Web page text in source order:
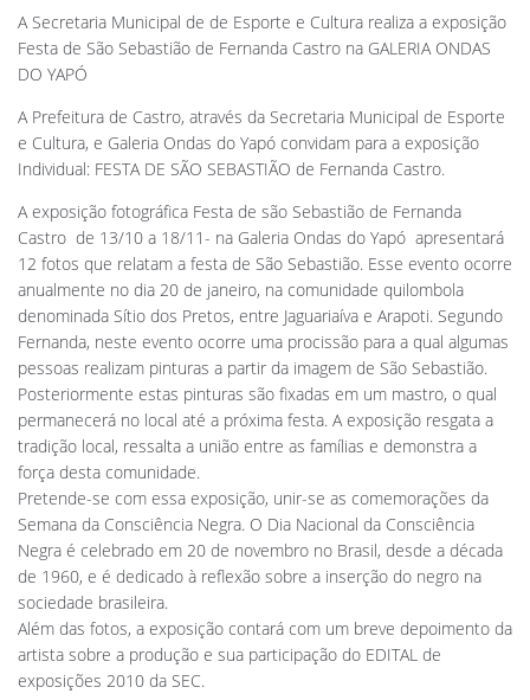
A Secretaria Municipal de de Esporte e Cultura realiza a exposição
Festa de São Sebastião de Fernanda Castro na GALERIA ONDAS
DO YAPÓ
A Prefeitura de Castro, através da Secretaria Municipal de Esporte
e Cultura, e Galeria Ondas do Yapó convidam para a exposição
Individual: FESTA DE SÃO SEBASTIÃO de Fernanda Castro.
A exposição fotográfica Festa de são Sebastião de Fernanda
Castro  de 13/10 a 18/11- na Galeria Ondas do Yapó  apresentará
12 fotos que relatam a festa de São Sebastião. Esse evento ocorre
anualmente no dia 20 de janeiro, na comunidade quilombola
denominada Sítio dos Pretos, entre Jaguariaíva e Arapoti. Segundo
Fernanda, neste evento ocorre uma procissão para a qual algumas
pessoas realizam pinturas a partir da imagem de São Sebastião.
Posteriormente estas pinturas são fixadas em um mastro, o qual
permanecerá no local até a próxima festa. A exposição resgata a
tradição local, ressalta a união entre as famílias e demonstra a
força desta comunidade.
Pretende-se com essa exposição, unir-se as comemorações da
Semana da Consciência Negra. O Dia Nacional da Consciência
Negra é celebrado em 20 de novembro no Brasil, desde a década
de 1960, e é dedicado à reflexão sobre a inserção do negro na
sociedade brasileira.
Além das fotos, a exposição contará com um breve depoimento da
artista sobre a produção e sua participação do EDITAL de
exposições 2010 da SEC.